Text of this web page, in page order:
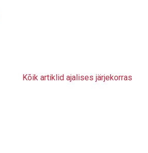
Kõik artiklid ajalises järjekorras